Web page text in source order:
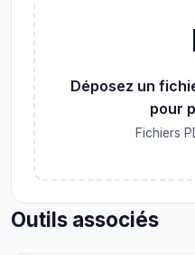
Déposez un
pour
Fichiers
Outils associés